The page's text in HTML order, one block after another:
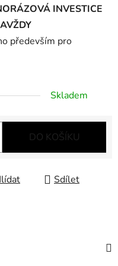
INVESTICE
především pro
Skladem
DO KOŠÍKU
Sdílet